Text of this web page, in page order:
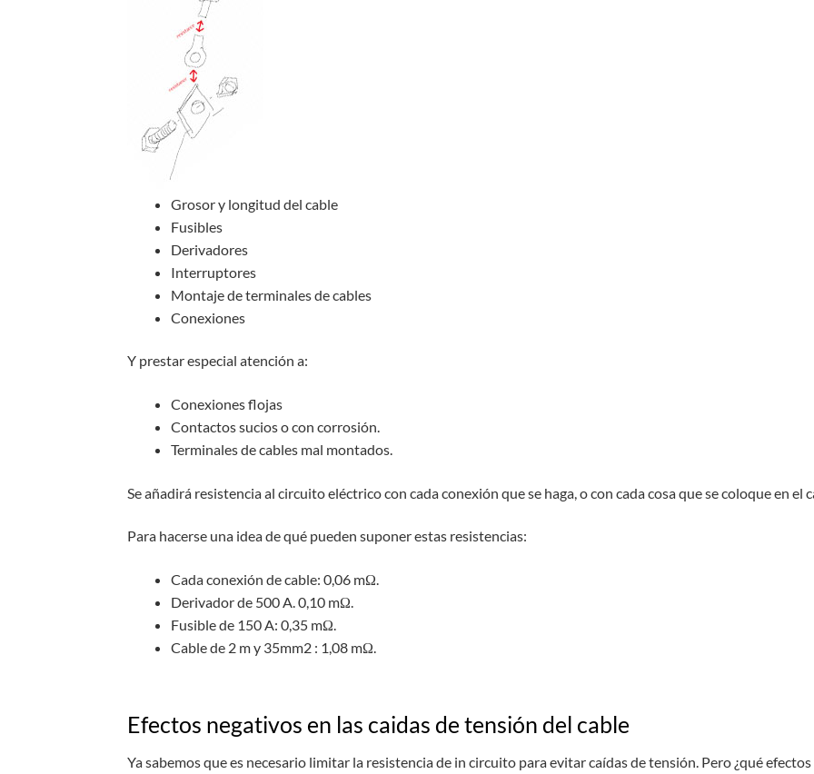
Grosor y longitud del cable
Fusibles
Derivadores
Interruptores
Montaje de terminales de cables
Conexiones
Y prestar especial atención a:
Conexiones flojas
Contactos sucios o con corrosión.
Terminales de cables mal montados.
Se añadirá resistencia al circuito eléctrico con cada conexión que se haga, o con cada cosa que se coloque en el
Para hacerse una idea de qué pueden suponer estas resistencias:
Cada conexión de cable: 0,06 mΩ.
Derivador de 500 A. 0,10 mΩ.
Fusible de 150 A: 0,35 mΩ.
Cable de 2 m y 35mm2 : 1,08 mΩ.
Efectos negativos en las caidas de tensión del cable
Ya sabemos que es necesario limitar la resistencia de in circuito para evitar caídas de tensión. Pero ¿qué